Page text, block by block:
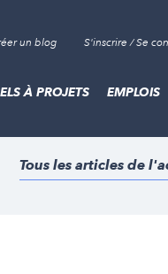
un blog S'inscrire / Se
À PROJETS EMPLOIS
Tous les articles de